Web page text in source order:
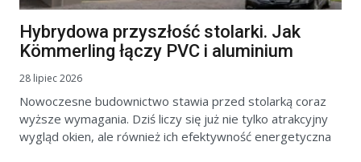
Hybrydowa przyszłość stolarki. Jak
Kömmerling łączy PVC i aluminium
28 lipiec 2026
Nowoczesne budownictwo stawia przed stolarką coraz
wyższe wymagania. Dziś liczy się już nie tylko atrakcyjny
wygląd okien, ale również ich efektywność energetyczna